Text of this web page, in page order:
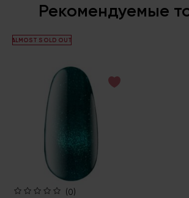
Рекомендуемые
ALMOST SOLD OUT
(0)